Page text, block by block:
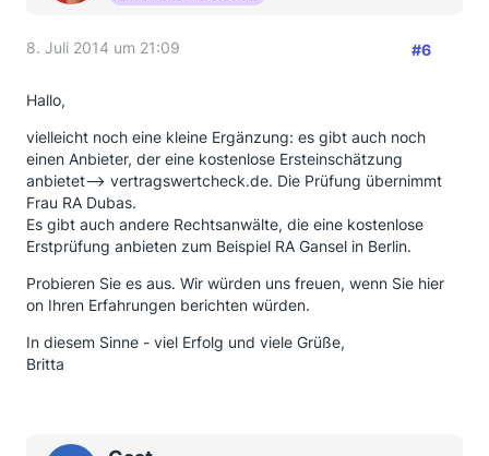
8. Juli 2014 um 21:09 #6
Hallo,
vielleicht noch eine kleine Ergänzung: es gibt auch noch
einen Anbieter, der eine kostenlose Ersteinschätzung
anbietet--> vertragswertcheck.de. Die Prüfung übernimmt
Frau RA Dubas.
Es gibt auch andere Rechtsanwälte, die eine kostenlose
Erstprüfung anbieten zum Beispiel RA Gansel in Berlin.
Probieren Sie es aus. Wir würden uns freuen, wenn Sie hier
on Ihren Erfahrungen berichten würden.
In diesem Sinne - viel Erfolg und viele Grüße,
Britta